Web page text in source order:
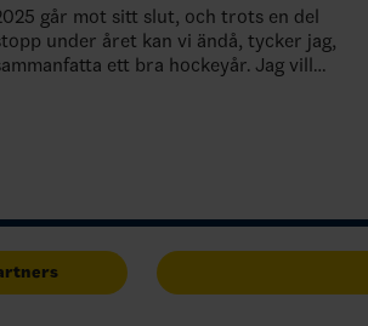
går mot sitt slut, och trots en del
under året kan vi ändå, tycker jag,
ett bra hockeyår. Jag vill